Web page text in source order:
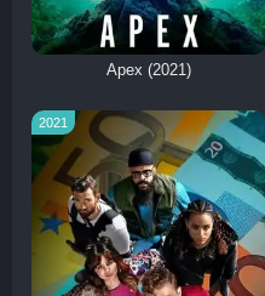
Apex (2021)
2021